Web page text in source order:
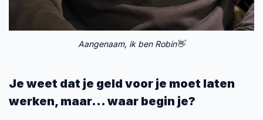
Aangenaam, ik ben Robin👋
Je weet dat je geld voor je moet laten
werken, maar... waar begin je?